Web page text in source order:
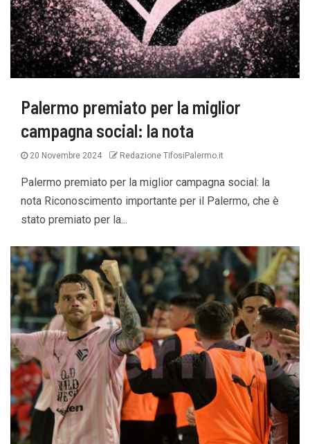
Palermo premiato per la miglior
campagna social: la nota
20 Novembre 2024 Redazione TifosiPalermo.it
Palermo premiato per la miglior campagna social: la
nota Riconoscimento importante per il Palermo, che è
stato premiato per la...